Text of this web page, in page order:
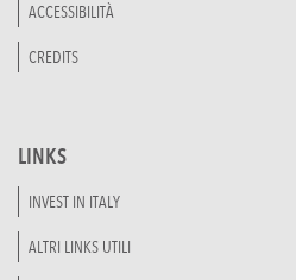
ACCESSIBILITÀ
CREDITS
LINKS
INVEST IN ITALY
ALTRI LINKS UTILI